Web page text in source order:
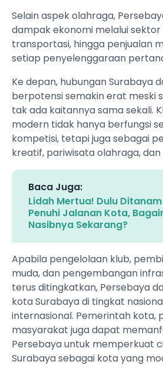
Selain aspek olahraga,
dampak ekonomi melalui sektor
transportasi, hingga penjualan
setiap penyelenggaraan
Ke depan, hubungan Surabaya
berpotensi semakin erat meski
tak ada kaitannya sama sekali.
modern tidak hanya berfungsi
kompetisi, tetapi juga sebagai
kreatif, pariwisata olahraga,
Baca Juga:
Lidah Mertua! Dulu
Penuhi Jalanan Kota,
Nasibnya Sekarang?
Apabila pengelolaan klub,
muda, dan pengembangan
terus ditingkatkan, Persebaya
kota Surabaya di tingkat
internasional. Pemerintah kota,
masyarakat juga dapat
Persebaya untuk memperkuat
Surabaya sebagai kota yang